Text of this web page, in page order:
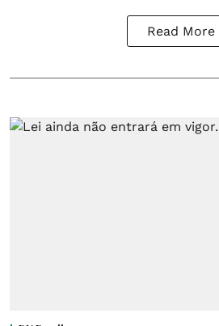
Read More